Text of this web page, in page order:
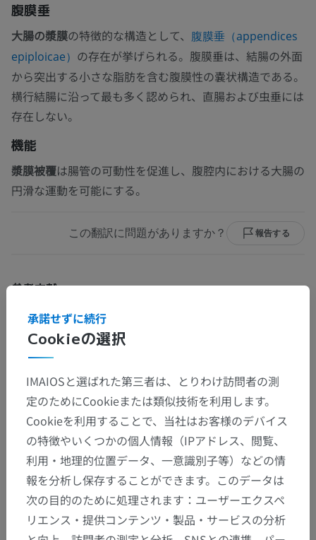
腹膜垂
大腸の漿膜の特徴的な構造として、 腹膜垂（appendices
epiploicae） の存在が挙げられる。腹膜垂は、結腸の外面
から突出する小さな脂肪を含む腹膜性の嚢状構造である。
横行結腸に沿って最も多く認められ、直腸および虫垂には
存在しない。
機能
漿膜被覆は腸管の可動性を促進し、腹腔内における大腸の
円滑な運動を可能にする。
この翻訳に問題がありますか？ 報告する
参考文献
Standring, S. (2015)Grays Anatomy: The Anatomical Basis of Clinical
Practice. 41st edn. London: Churchill Livingstone Elsevier. Chapter 66,
Large intestine.
Large Intestine. [Updated 2025 Apr 6]. In: StatPearls [Internet].
Treasure Island (FL): StatPearls Publishing; 2026 Jan. Available from:
ギャラリー
Cookieの選択
承諾せずに続行
IMAIOSと選ばれた第三者は、とりわけ訪問者の測
定のためにCookieまたは類似技術を利用します。
Cookieを利用することで、当社はお客様のデバイス
の特徴やいくつかの個人情報（IPアドレス、閲覧、
利用・地理的位置データ、一意識別子等）などの情
報を分析し保存することができます。このデータは
次の目的のために処理されます：ユーザーエクスペ
リエンス・提供コンテンツ・製品・サービスの分析